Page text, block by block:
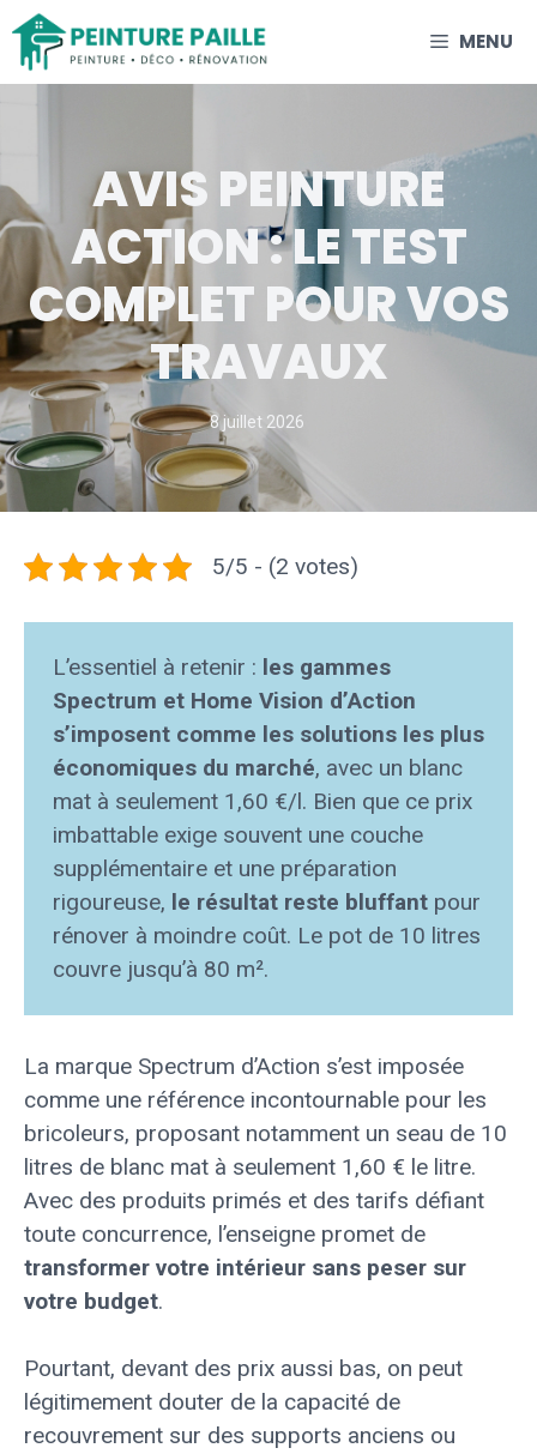
Aller
contenu
MENU
AVIS PEINTURE
ACTION : LE TEST
COMPLET POUR VOS
TRAVAUX
8 juillet 2026
5/5 - (2 votes)
L’essentiel à retenir : les gammes
Spectrum et Home Vision d’Action
s’imposent comme les solutions les plus
économiques du marché, avec un blanc
mat à seulement 1,60 €/l. Bien que ce prix
imbattable exige souvent une couche
supplémentaire et une préparation
rigoureuse, le résultat reste bluffant pour
rénover à moindre coût. Le pot de 10 litres
couvre jusqu’à 80 m².
La marque Spectrum d’Action s’est imposée
comme une référence incontournable pour les
bricoleurs, proposant notamment un seau de 10
litres de blanc mat à seulement 1,60 € le litre.
Avec des produits primés et des tarifs défiant
toute concurrence, l’enseigne promet de
transformer votre intérieur sans peser sur
votre budget.
Pourtant, devant des prix aussi bas, on peut
légitimement douter de la capacité de
recouvrement sur des supports anciens ou